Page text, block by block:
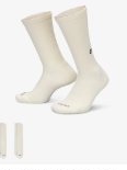
第一商業銀行
彰化商業銀行